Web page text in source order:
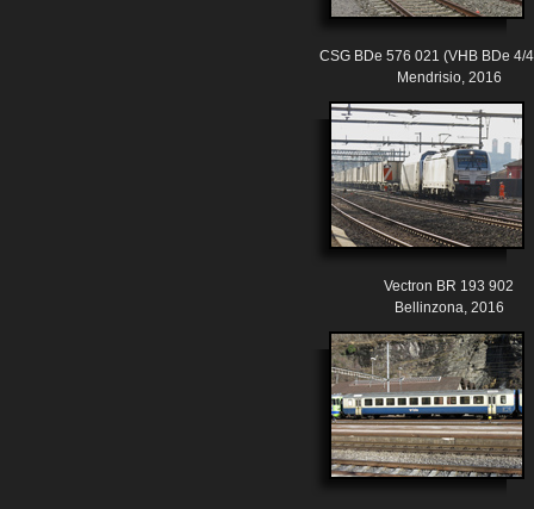
CSG BDe 576 021 (VHB BDe 4/
Mendrisio, 2016
Vectron BR 193 902
Bellinzona, 2016